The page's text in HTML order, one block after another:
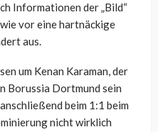
Informationen der „Bild“
vor eine hartnäckige
aus.
um Kenan Karaman, der
Borussia Dortmund sein
beim 1:1 beim
nicht wirklich